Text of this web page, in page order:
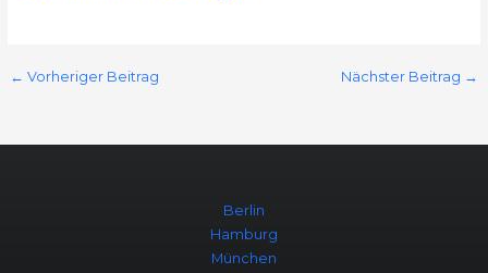
← Vorheriger Beitrag Nächster Beitrag →
Berlin
Hamburg
München